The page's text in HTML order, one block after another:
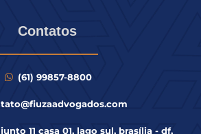
Contatos
(61) 99857-8800
11 casa 01, lago sul, brasília - df,